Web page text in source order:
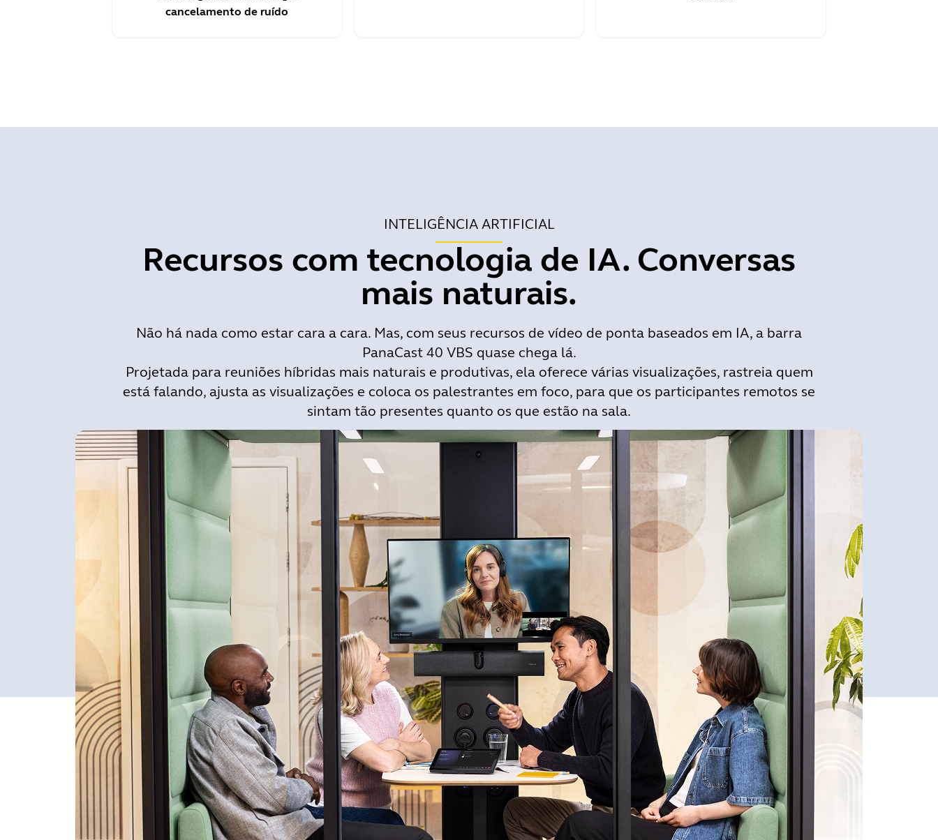
cancelamento de ruído
INTELIGÊNCIA ARTIFICIAL
Recursos com tecnologia de IA. Conversas
mais naturais.
Não há nada como estar cara a cara. Mas, com seus recursos de vídeo de ponta baseados em IA, a barra
PanaCast 40 VBS quase chega lá.
Projetada para reuniões híbridas mais naturais e produtivas, ela oferece várias visualizações, rastreia quem
está falando, ajusta as visualizações e coloca os palestrantes em foco, para que os participantes remotos se
sintam tão presentes quanto os que estão na sala.